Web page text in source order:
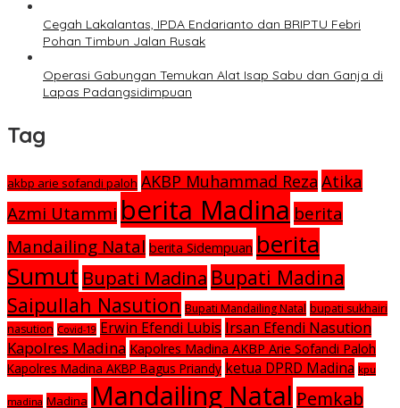
Cegah Lakalantas, IPDA Endarianto dan BRIPTU Febri
Pohan Timbun Jalan Rusak
Operasi Gabungan Temukan Alat Isap Sabu dan Ganja di
Lapas Padangsidimpuan
Tag
akbp arie sofandi paloh AKBP Muhammad Reza Atika
Azmi Utammi berita Madina berita
Mandailing Natal berita Sidempuan berita
Sumut Bupati Madina Bupati Madina
Saipullah Nasution Bupati Mandailing Natal bupati sukhairi
nasution Covid-19 Erwin Efendi Lubis Irsan Efendi Nasution
Kapolres Madina Kapolres Madina AKBP Arie Sofandi Paloh
Kapolres Madina AKBP Bagus Priandy ketua DPRD Madina kpu
madina Madina Mandailing Natal Pemkab